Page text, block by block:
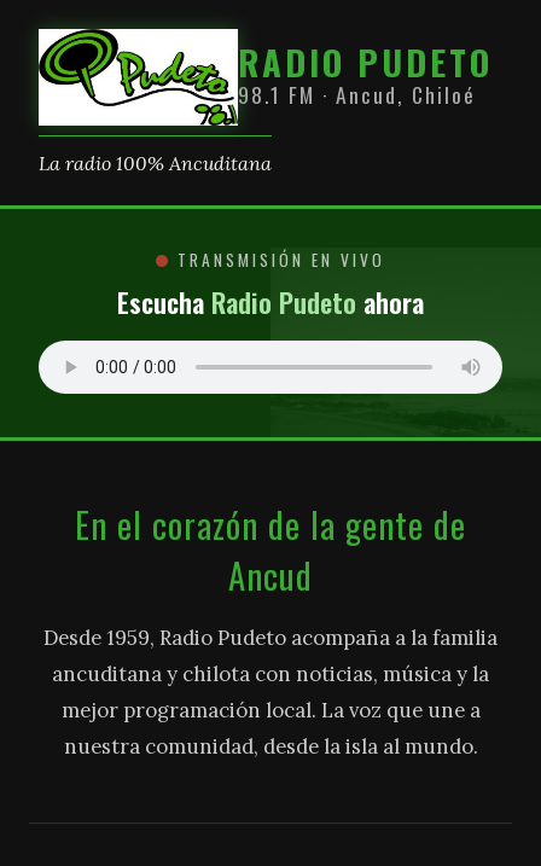
RADIO PUDETO
98.1 FM · Ancud, Chiloé
La radio 100% Ancuditana
TRANSMISIÓN EN VIVO
Escucha Radio Pudeto ahora
En el corazón de la gente de
Ancud
Desde 1959, Radio Pudeto acompaña a la familia
ancuditana y chilota con noticias, música y la
mejor programación local. La voz que une a
nuestra comunidad, desde la isla al mundo.